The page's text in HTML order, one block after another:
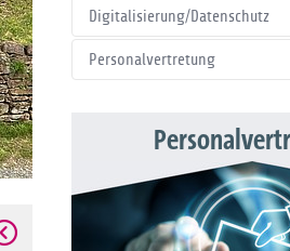
Digitalisierung/Datenschutz
Personalvertretung